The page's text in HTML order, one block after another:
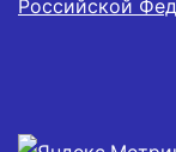
Российской